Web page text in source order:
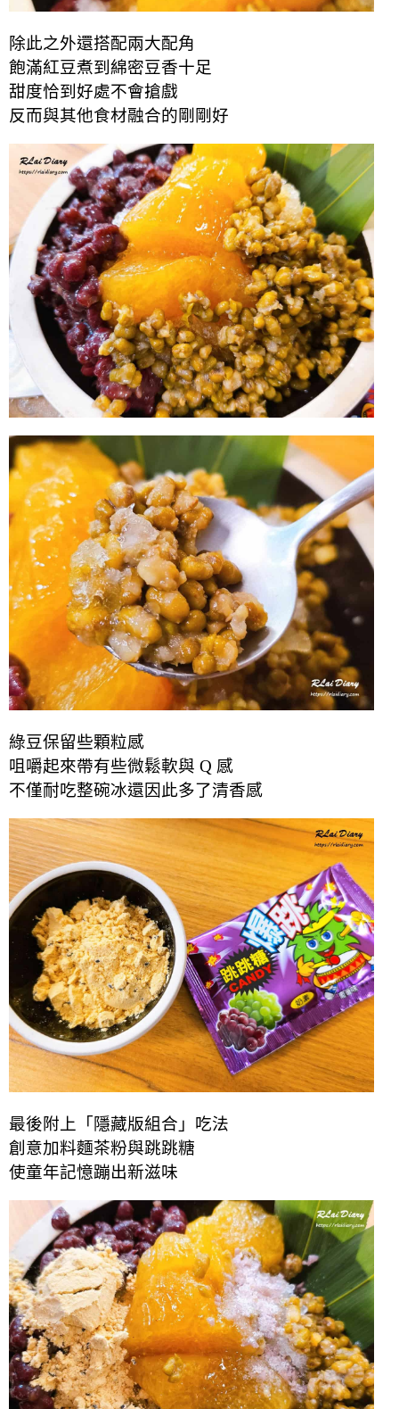
除此之外還搭配兩大配角
飽滿紅豆煮到綿密豆香十足
甜度恰到好處不會搶戲
反而與其他食材融合的剛剛好
綠豆保留些顆粒感
咀嚼起來帶有些微鬆軟與 Q 感
不僅耐吃整碗冰還因此多了清香感
最後附上「隱藏版組合」吃法
創意加料麵茶粉與跳跳糖
使童年記憶蹦出新滋味